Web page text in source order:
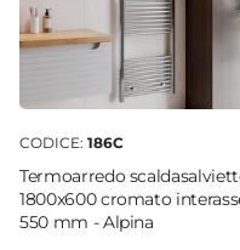
CODICE: 186C
Termoarredo
1800x600 cromato
550 mm - Alpina